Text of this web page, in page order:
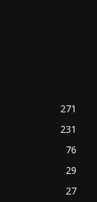
271
231
76
29
27